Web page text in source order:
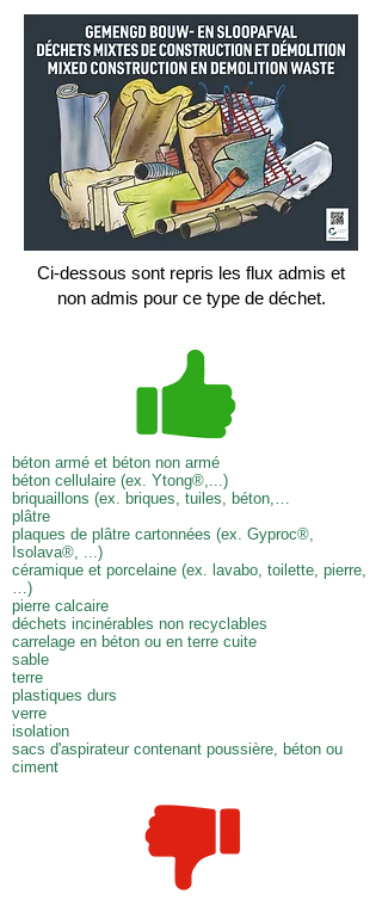
Ci-dessous sont repris les flux admis et
non admis pour ce type de déchet.
béton armé et béton non armé
béton cellulaire (ex. Ytong®,...)
briquaillons (ex. briques, tuiles, béton,…
plâtre
plaques de plâtre cartonnées (ex. Gyproc®,
Isolava®, ...)
céramique et porcelaine (ex. lavabo, toilette, pierre,
…)
pierre calcaire
déchets incinérables non recyclables
carrelage en béton ou en terre cuite
sable
terre
plastiques durs
verre
isolation
sacs d'aspirateur contenant poussière, béton ou
ciment